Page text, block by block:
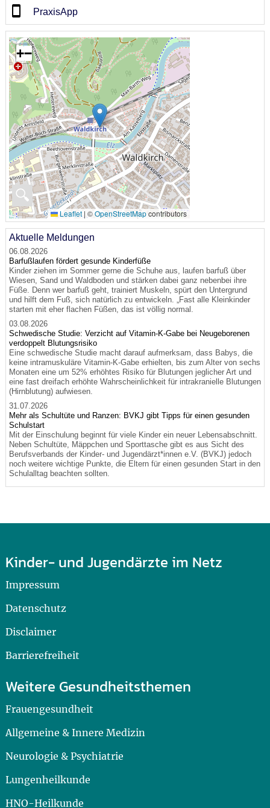
PraxisApp
🔍
+−
Leaflet | ©OpenStreetMapcontributors
Aktuelle Meldungen
06.08.2026
Barfußlaufen fördert gesunde Kinderfüße
Kinder ziehen im Sommer gerne die Schuhe aus, laufen barfuß über
Wiesen, Sand und Waldboden und stärken dabei ganz nebenbei ihre
Füße. Denn wer barfuß geht, trainiert Muskeln, spürt den Untergrund
und hilft dem Fuß, sich natürlich zu entwickeln. „Fast alle Kleinkinder
starten mit eher flachen Füßen, das ist völlig normal.
03.08.2026
Schwedische Studie: Verzicht auf Vitamin-K-Gabe bei Neugeborenen
verdoppelt Blutungsrisiko
Eine schwedische Studie macht darauf aufmerksam, dass Babys, die
keine intramuskuläre Vitamin-K-Gabe erhielten, bis zum Alter von sechs
Monaten eine um 52% erhöhtes Risiko für Blutungen jeglicher Art und
eine fast dreifach erhöhte Wahrscheinlichkeit für intrakranielle Blutungen
(Hirnblutung) aufwiesen.
31.07.2026
Mehr als Schultüte und Ranzen: BVKJ gibt Tipps für einen gesunden
Schulstart
Mit der Einschulung beginnt für viele Kinder ein neuer Lebensabschnitt.
Neben Schultüte, Mäppchen und Sporttasche gibt es aus Sicht des
Berufsverbands der Kinder- und Jugendärzt*innen e.V. (BVKJ) jedoch
noch weitere wichtige Punkte, die Eltern für einen gesunden Start in den
Schulalltag beachten sollten.
Kinder- und Jugendärzte im Netz
Impressum
Datenschutz
Disclaimer
Barrierefreiheit
Weitere Gesundheitsthemen
Frauengesundheit
Allgemeine & Innere Medizin
Neurologie & Psychiatrie
Lungenheilkunde
HNO-Heilkunde